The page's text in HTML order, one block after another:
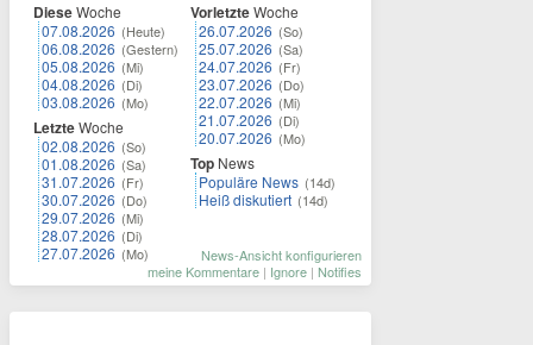
DieseWoche
07.08.2026 (Heute)
06.08.2026 (Gestern)
05.08.2026 (Mi)
04.08.2026 (Di)
03.08.2026 (Mo)
LetzteWoche
02.08.2026 (So)
01.08.2026 (Sa)
31.07.2026 (Fr)
30.07.2026 (Do)
29.07.2026 (Mi)
28.07.2026 (Di)
27.07.2026 (Mo)
VorletzteWoche
26.07.2026 (So)
25.07.2026 (Sa)
24.07.2026 (Fr)
23.07.2026 (Do)
22.07.2026 (Mi)
21.07.2026 (Di)
20.07.2026 (Mo)
Top News
Populäre News (14d)
Heiß diskutiert (14d)
News-Ansicht konfigurieren
meine Kommentare | Ignore | Notifies